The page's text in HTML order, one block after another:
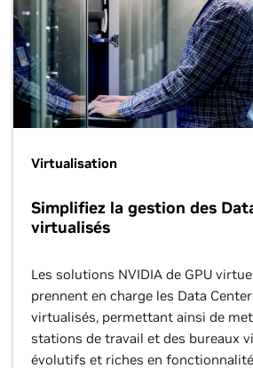
Virtualisation
Simplifiez la gestion des
virtualisés
Les solutions NVIDIA de GPU
prennent en charge les Data
virtualisés, permettant ainsi de
stations de travail et des bureaux
évolutifs et riches en